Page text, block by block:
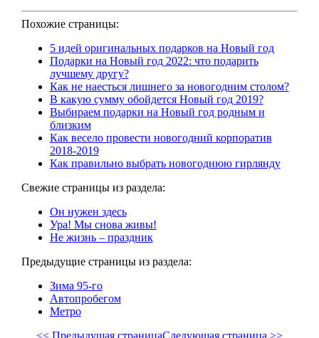
Похожие страницы:
5 идей оригинальных подарков на Новый год
Подарки на Новый год 2022: что подарить
лучшему другу?
Как не наесться лишнего за новогодним столом?
В какую сумму обойдется Новый год 2019?
Выбираем подарки на Новый год родным и
близким
Как весело провести новогодний корпоратив
2018-2019
Как правильно выбрать новогоднюю гирлянду
Свежие страницы из раздела:
Он нужен здесь
Ура! Мы снова живы!
Не жизнь – праздник
Предыдущие страницы из раздела:
Зима 95-го
Автопробегом
Метро